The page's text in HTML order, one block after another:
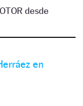
desde
en